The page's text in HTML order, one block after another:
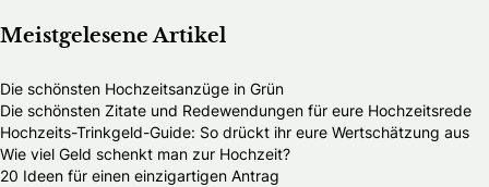
Meistgelesene Artikel
Die schönsten Hochzeitsanzüge in Grün
Die schönsten Zitate und Redewendungen für eure Hochzeitsrede
Hochzeits-Trinkgeld-Guide: So drückt ihr eure Wertschätzung aus
Wie viel Geld schenkt man zur Hochzeit?
20 Ideen für einen einzigartigen Antrag